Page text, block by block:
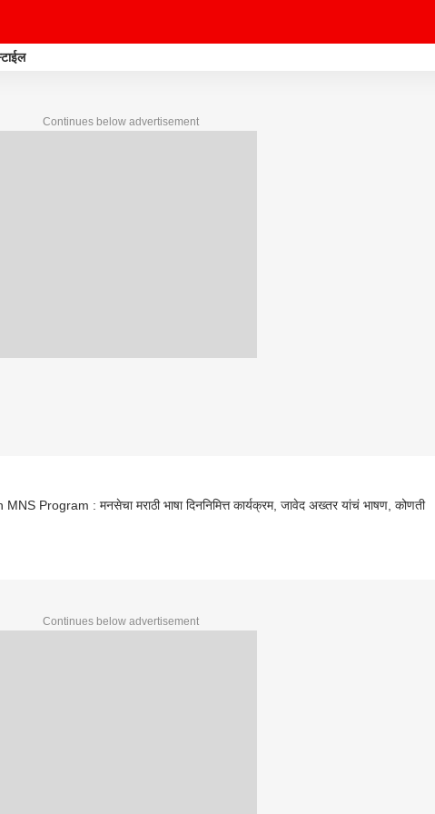
Continues below advertisement
Program : मनसेचा मराठी भाषा दिननिमित्त कार्यक्रम, जावेद अख्तर यांचं भाषण, कोणती
Continues below advertisement